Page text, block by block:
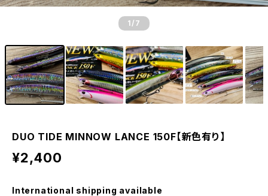
1 /7
DUO TIDE MINNOW LANCE 150F【新色有り】
¥2,400
International shipping available